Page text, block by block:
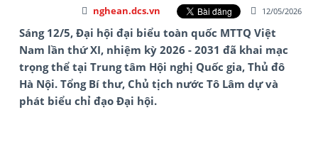
12/05/2026
nghean.dcs.vn
Sáng 12/5, Đại hội đại biểu toàn quốc MTTQ Việt
Nam lần thứ XI, nhiệm kỳ 2026 - 2031 đã khai mạc
trọng thể tại Trung tâm Hội nghị Quốc gia, Thủ đô
Hà Nội. Tổng Bí thư, Chủ tịch nước Tô Lâm dự và
phát biểu chỉ đạo Đại hội.